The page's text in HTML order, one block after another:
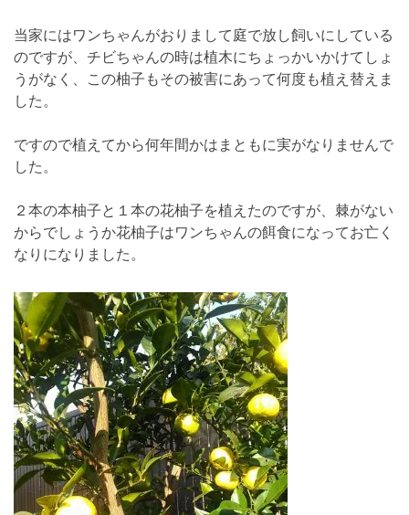
当家にはワンちゃんがおりまして庭で放し飼いにしている
のですが、チビちゃんの時は植木にちょっかいかけてしょ
うがなく、この柚子もその被害にあって何度も植え替えま
した。
ですので植えてから何年間かはまともに実がなりませんで
した。
２本の本柚子と１本の花柚子を植えたのですが、棘がない
からでしょうか花柚子はワンちゃんの餌食になってお亡く
なりになりました。